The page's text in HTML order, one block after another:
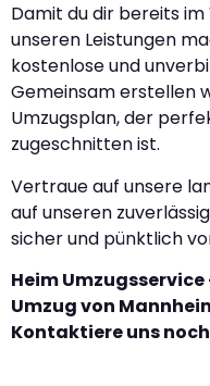
Damit du dir bereits
unseren Leistungen
kostenlose und
Gemeinsam erstellen
Umzugsplan, der
zugeschnitten ist.
Vertraue auf unsere
auf unseren
sicher und pünktlich
Heim
Umzug von
Kontaktiere uns